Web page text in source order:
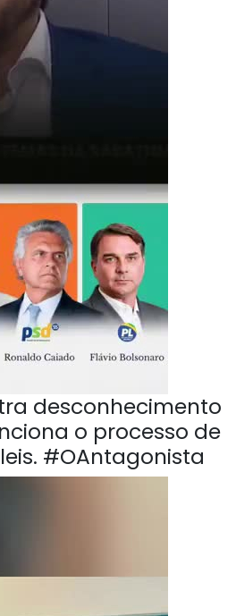
desconhecimento
o processo de
#OAntagonista